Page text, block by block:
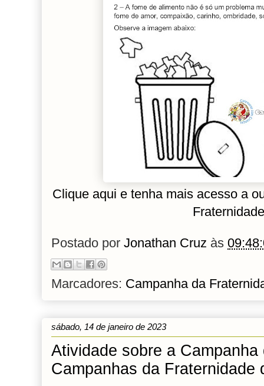
Clique aqui e tenha mais acesso a
Postado por Jonathan Cruz às
Marcadores: Campanha da
sábado, 14 de janeiro de 2023
Atividade sobre a
Campanhas da Fraternidade